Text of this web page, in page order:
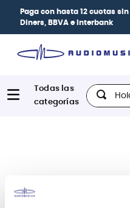
Paga con hasta 12 cuotas
Diners, BBVA e Interbank
Hola,